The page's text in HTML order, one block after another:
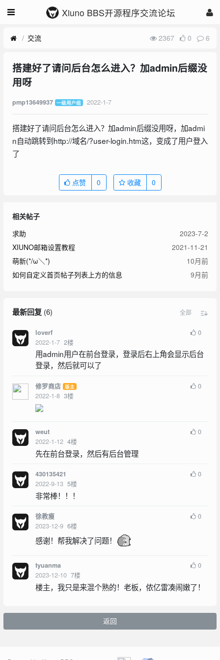
Xiuno BBS开源程序交流论坛
交流 2367 0 6
搭建好了请问后台怎么进入？加admin后缀没
用呀
pmp13649937 一级用户组 2022-1-7
搭建好了请问后台怎么进入？加admin后缀没用呀，加admi
n自动跳转到http://域名/?user-login.htm这，变成了用户登入
了
点赞 0 收藏 0
相关帖子
求助
2023-7-2
XIUNO邮箱设置教程
2021-11-21
萌新(*/ω＼*)
10月前
如何自定义首页帖子列表上方的信息
9月前
最新回复(6) 全部
loverf
2022-1-7 2楼
0
用admin用户在前台登录，登录后右上角会显示后台
登录，然后就可以了
修罗商店 版主
2022-1-8 3楼
0
weut
2022-1-12 4楼
0
先在前台登录，然后有后台管理
430135421
2022-9-13 5楼
0
非常棒！！！
徐教瘦
2023-12-9 6楼
0
感谢！帮我解决了问题！
tyuanma
2023-12-10 7楼
0
楼主，我只是来混个熟的！老板，侬亿雷凑闹嫩了！
返回